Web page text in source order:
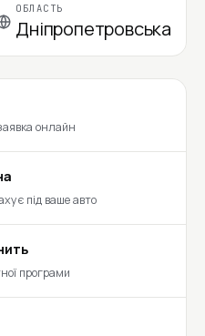
ОБЛАСТЬ
Дніпропетровська
онлайн
під ваше авто
програми